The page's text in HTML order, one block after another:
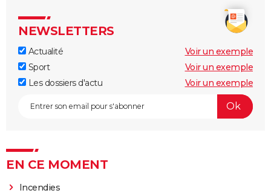
NEWSLETTERS
Actualité
Voir un exemple
Sport
Voir un exemple
Les dossiers d'actu
Voir un exemple
EN CE MOMENT
Incendies